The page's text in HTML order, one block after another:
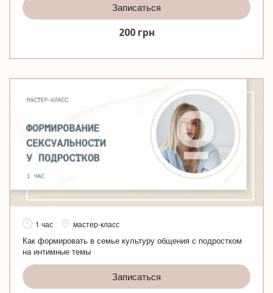
Записаться
200 грн
1 час мастер-класс
Как формировать в семье культуру общения с подростком
на интимные темы
Записаться